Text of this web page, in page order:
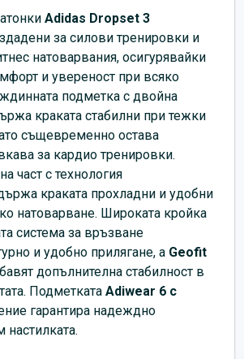
Аdidas Dropset 3
за силови тренировки и
натоварвания, осигурявайки
и увереност при всяко
подметка с двойна
краката стабилни при тежки
същевременно остава
за кардио тренировки.
част с технология
краката прохладни и удобни
натоварване. Широката кройка
система за връзване
и удобно прилягане, а Geofit
допълнителна стабилност в
Подметката Adiwear 6 с
гарантира надеждно